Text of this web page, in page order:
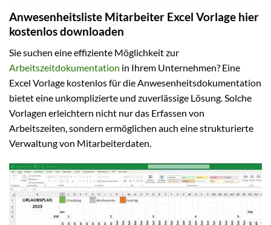
Anwesenheitsliste Mitarbeiter Excel Vorlage hier
kostenlos downloaden
Sie suchen eine effiziente Möglichkeit zur
Arbeitszeitdokumentation in Ihrem Unternehmen? Eine
Excel Vorlage kostenlos für die Anwesenheitsdokumentation
bietet eine unkomplizierte und zuverlässige Lösung. Solche
Vorlagen erleichtern nicht nur das Erfassen von
Arbeitszeiten, sondern ermöglichen auch eine strukturierte
Verwaltung von Mitarbeiterdaten.